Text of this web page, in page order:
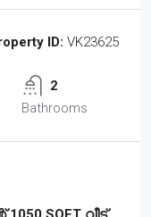
ID: VK23625
2
Bathrooms